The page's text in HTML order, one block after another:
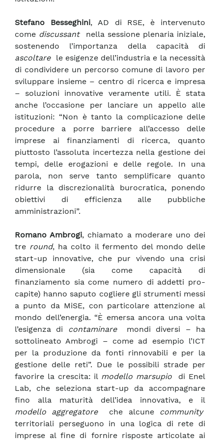
Stefano Besseghini, AD di RSE, è intervenuto
come discussantnella sessione plenaria iniziale,
sostenendo l’importanza della capacità di
ascoltarele esigenze dell’industria e la necessità
di condividere un percorso comune di lavoro per
sviluppare insieme – centro di ricerca e impresa
– soluzioni innovative veramente utili. È stata
anche l’occasione per lanciare un appello alle
istituzioni: “Non è tanto la complicazione delle
procedure a porre barriere all’accesso delle
imprese ai finanziamenti di ricerca, quanto
piuttosto l’assoluta incertezza nella gestione dei
tempi, delle erogazioni e delle regole. In una
parola, non serve tanto semplificare quanto
ridurre la discrezionalità burocratica, ponendo
obiettivi di efficienza alle pubbliche
amministrazioni”.
Romano Ambrogi, chiamato a moderare uno dei
tre round, ha colto il fermento del mondo delle
start-up innovative, che pur vivendo una crisi
dimensionale (sia come capacità di
finanziamento sia come numero di addetti pro-
capite) hanno saputo cogliere gli strumenti messi
a punto da MiSE, con particolare attenzione al
mondo dell’energia. “È emersa ancora una volta
l’esigenza di contaminaremondi diversi – ha
sottolineato Ambrogi – come ad esempio l’ICT
per la produzione da fonti rinnovabili e per la
gestione delle reti”. Due le possibili strade per
favorire la crescita: il modello marsupiodi Enel
Lab, che seleziona start-up da accompagnare
fino alla maturità dell’idea innovativa, e il
modello aggregatoreche alcune community
territoriali perseguono in una logica di rete di
imprese al fine di fornire risposte articolate ai